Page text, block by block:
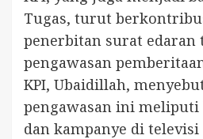
Tugas, turut
penerbitan surat edaran
pengawasan
KPI, Ubaidillah,
pengawasan ini
dan kampanye di